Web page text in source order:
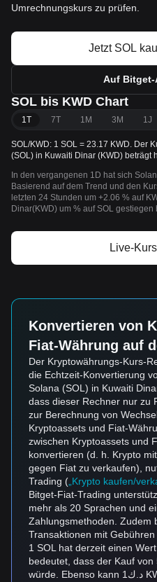
Umrechnungskurs zu prüfen.
Jetzt SOL
Auf Bitget-
SOL bis KWD Chart
1T 7T 1M 3M 1J
SOL/KWD: 1 SOL = 23.17 KWD. Der
(SOL) in Kuwaiti Dinar (KWD) beträgt
In den vergangenen 1D hat sich
Basierend auf dem Trend und den
letzten 24 Stunden um +2.06 % auf
Dinar(KWD) um % auf SOL gestiegen
Live-
Konvertieren von
Fiat-Währung auf
Der Kryptowährungs-Kurs-
die Echtzeit-Konvertierung
Solana (SOL) in Kuwaiti
dass dieser Rechner nur zu
zur Berechnung von
Kryptoassets und Fiat-
zwischen Kryptoassets und
konvertieren (d. h. Krypto
gegen Fiat zu verkaufen),
Trading ( „Krypto kaufen/
Bitget-Fiat-Trading
mehr als 20 Sprachen und
Zahlungsmethoden. Zudem
Transaktionen mit Gebühren
1 SOL hat derzeit einen
bedeutet, dass der Kauf von
würde. Ebenso kann د.ك1 KWD in 0.04317